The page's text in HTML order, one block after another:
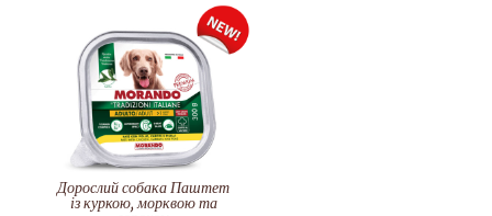
Дорослий собака Паштет
із куркою, морквою та